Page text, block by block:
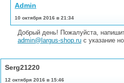
Admin
10 октября 2016 в 21:34
Добрый день! Пожалуйста,
admin@largus-shop.ru с указание
Serg21220
12 октября 2016 в 15:46